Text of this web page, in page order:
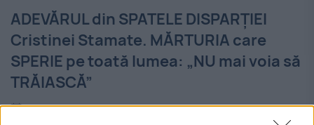
ADEVĂRUL din SPATELE DISPARȚIEI
Cristinei Stamate. MĂRTURIA care
SPERIE pe toată lumea: „NU mai voia să
TRĂIASCĂ”
27 NOIEMBRIE 2017